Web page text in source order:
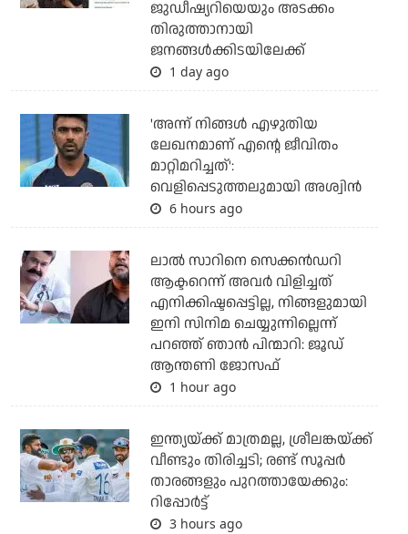
ജുഡീഷ്യറിയെയും അടക്കം
തിരുത്താനായി
ജനങ്ങള്‍ക്കിടയിലേക്ക്
1 day ago
'അന്ന് നിങ്ങള്‍ എഴുതിയ
ലേഖനമാണ് എന്റെ ജീവിതം
മാറ്റിമറിച്ചത്':
വെളിപ്പെടുത്തലുമായി അശ്വിന്‍
6 hours ago
ലാല്‍ സാറിനെ സെക്കന്‍ഡറി
ആക്ടറെന്ന് അവര്‍ വിളിച്ചത്
എനിക്കിഷ്ടപ്പെട്ടില്ല, നിങ്ങളുമായി
ഇനി സിനിമ ചെയ്യുന്നില്ലെന്ന്
പറഞ്ഞ് ഞാന്‍ പിന്മാറി: ജൂഡ്
ആന്തണി ജോസഫ്
1 hour ago
ഇന്ത്യയ്ക്ക് മാത്രമല്ല, ശ്രീലങ്കയ്ക്ക്
വീണ്ടും തിരിച്ചടി; രണ്ട് സൂപ്പര്‍
താരങ്ങളും പുറത്തായേക്കും:
റിപ്പോര്‍ട്ട്
3 hours ago